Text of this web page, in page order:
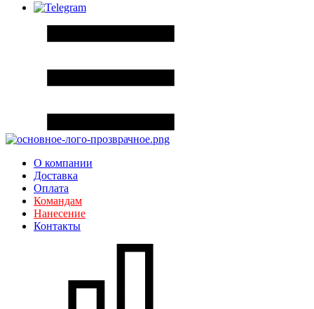
О компании
Доставка
Оплата
Командам
Нанесение
Контакты